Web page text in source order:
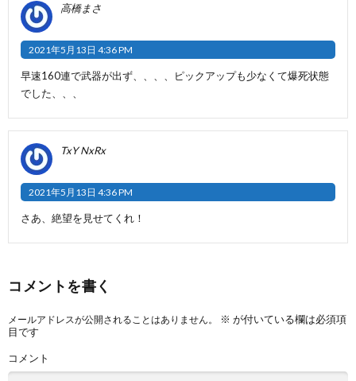
高橋まさ
2021年5月13日 4:36 PM
早速160連で武器が出ず、、、、ピックアップも少なくて爆死状態
でした、、、
TxY NxRx
2021年5月13日 4:36 PM
さあ、絶望を見せてくれ！
コメントを書く
メールアドレスが公開されることはありません。 ※ が付いている欄は必須項
目です
コメント